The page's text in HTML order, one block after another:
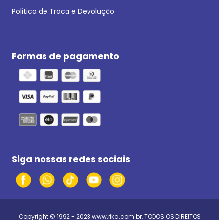
Política de Troca e Devolução
Formas de pagamento
Siga nossas redes sociais
Copyright © 1992 - 2023 www.rika.com.br, TODOS OS DIREITOS